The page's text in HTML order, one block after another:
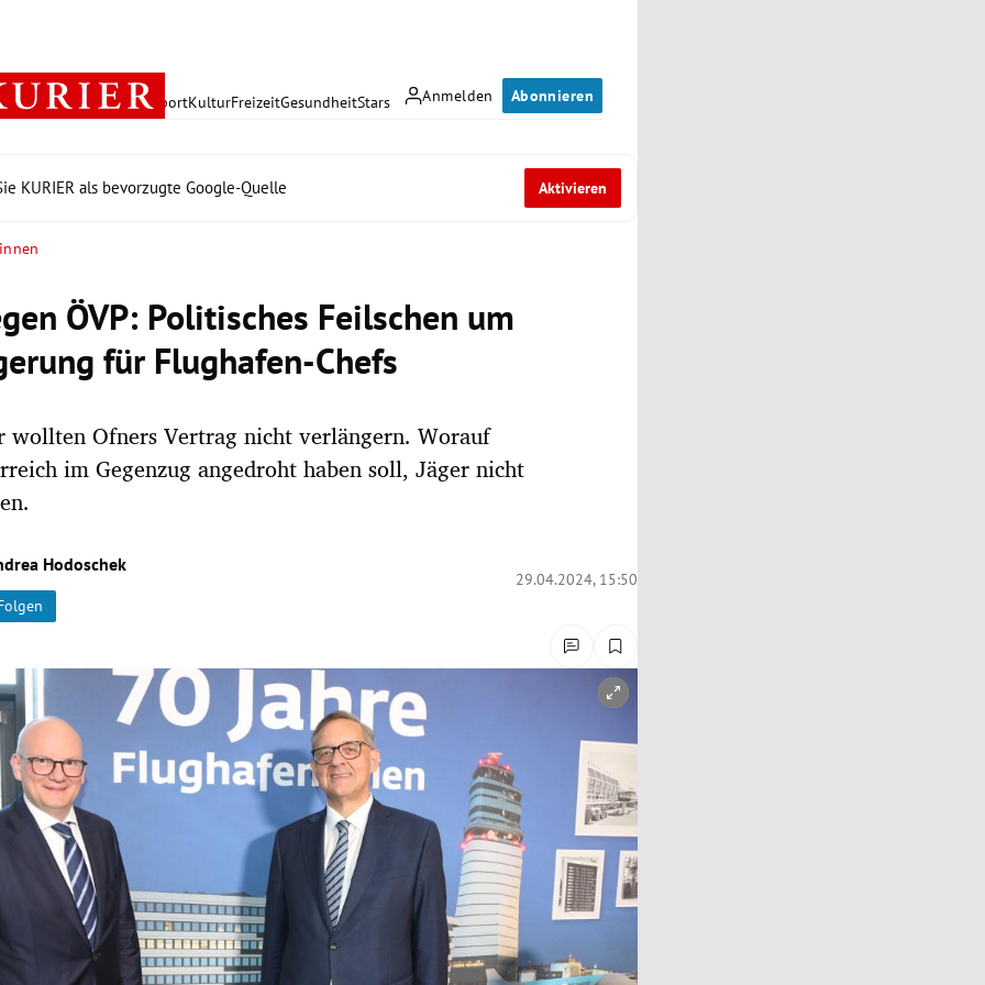
Anmelden Abonnieren
PolitikWirtschaft SportKulturFreizeitGesundheitStars
KURIER als bevorzugte Google-Quelle Aktivieren
ÖVP: Politisches Feilschen um
für Flughafen-Chefs
wollten Ofners Vertrag nicht verlängern. Worauf
im Gegenzug angedroht haben soll, Jäger nicht
Hodoschek
29.04.2024, 15:50
öffnen/schließen